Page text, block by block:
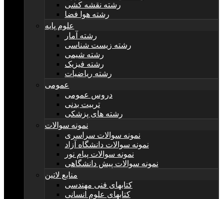
رشته نقشه کشی
رشته هوا فضا
علوم پایه
رشته آمار
رشته زیست شناسی
رشته شیمی
رشته فیزیک
رشته ریاضیات
عمومی
دروس عمومی
تربیت بدنی
رشته های پزشکی
نمونه سوالات
نمونه سوالات سراسری
نمونه سوالات دانشگاه آزاد
نمونه سوالات پیام نور
نمونه سوالات پیش دانشگاهی
منابع لاتین
کتابهای فنی مهندسی
کتابهای علوم انسانی